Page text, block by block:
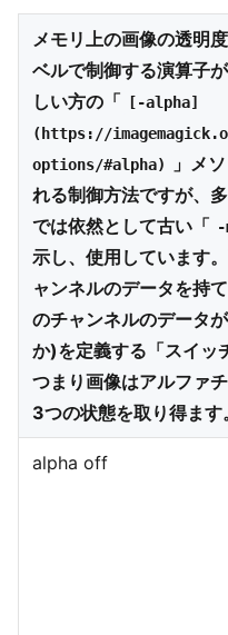
メモリ上の画像の透明
ベルで制御する演算子
しい方の「
[-alpha]
(https://
options/#alpha)
」メ
れる制御方法ですが、
では依然として古い「 -
示し、使用しています
ャンネルのデータを持
のチャンネルのデータ
か)を定義する「スイッ
つまり画像はアルファ
3つの状態を取り得ます
alpha off